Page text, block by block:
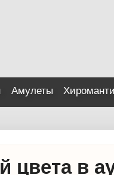
Амулеты
цвета в